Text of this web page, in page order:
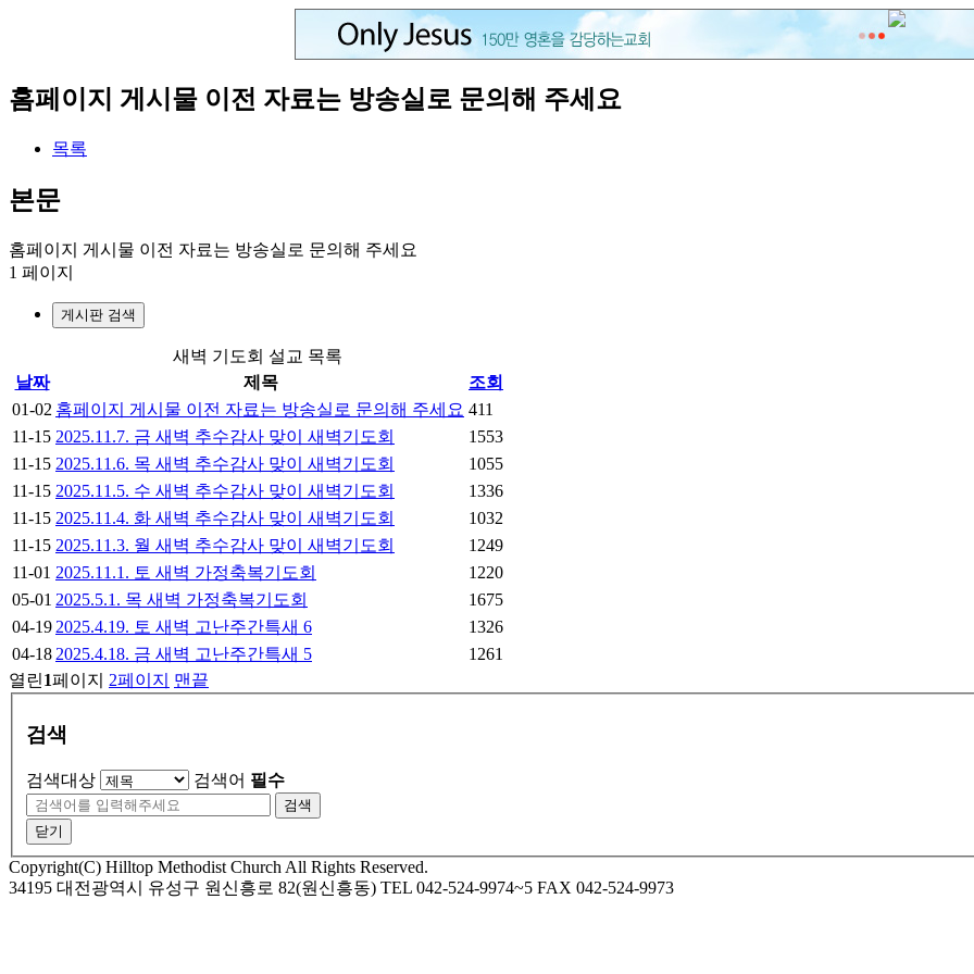
홈페이지 게시물 이전 자료는 방송실로 문의해 주세요
목록
본문
홈페이지 게시물 이전 자료는 방송실로 문의해 주세요
1 페이지
게시판 검색
새벽 기도회 설교 목록
날짜
제목
조회
01-02 홈페이지 게시물 이전 자료는 방송실로 문의해 주세요 411
11-15 2025.11.7. 금 새벽 추수감사 맞이 새벽기도회
1553
11-15 2025.11.6. 목 새벽 추수감사 맞이 새벽기도회
1055
11-15 2025.11.5. 수 새벽 추수감사 맞이 새벽기도회
1336
11-15 2025.11.4. 화 새벽 추수감사 맞이 새벽기도회
1032
11-15 2025.11.3. 월 새벽 추수감사 맞이 새벽기도회
1249
11-01 2025.11.1. 토 새벽 가정축복기도회
1220
05-01 2025.5.1. 목 새벽 가정축복기도회
1675
04-19 2025.4.19. 토 새벽 고난주간특새 6
1326
04-18 2025.4.18. 금 새벽 고난주간특새 5
1261
열린1페이지 2페이지 맨끝
검색
검색대상 검색어 필수
검색
닫기
Copyright(C) Hilltop Methodist Church All Rights Reserved.
34195 대전광역시 유성구 원신흥로 82(원신흥동) TEL 042-524-9974~5 FAX 042-524-9973